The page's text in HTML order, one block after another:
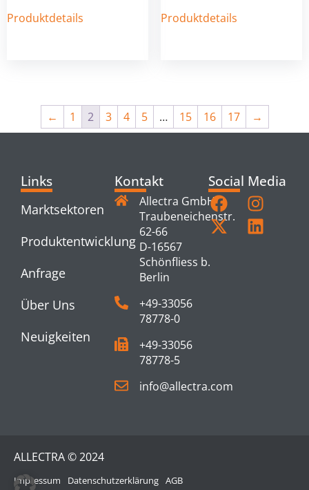
Produktdetails
Produktdetails
← 1 2 3 4 5 … 15 16 17 →
Links
Marktsektoren
Produktentwicklung
Anfrage
Über Uns
Neuigkeiten
Kontakt
Allectra GmbH
Traubeneichenstr.
62-66
D-16567
Schönfliess b.
Berlin
+49-33056
78778-0
+49-33056
78778-5
info@allectra.com
Social Media
ALLECTRA © 2024
Impressum Datenschutzerklärung AGB